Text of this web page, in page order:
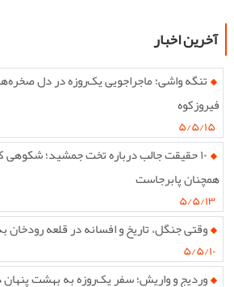
آخرین اخبار
تنگه واشی؛ ماجراجویی یک‌روزه در دل
فیروزکوه
۵/۵/۱۵
همچنان پابرجاست
۵/۵/۱۳
وقتی جنگل، تاریخ و افسانه در قلعه
۵/۵/۱۰
وردیج و واریش؛ سفر یک‌روزه به بهشت پنهان